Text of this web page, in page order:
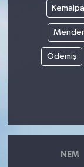
Ödemiş
NEM